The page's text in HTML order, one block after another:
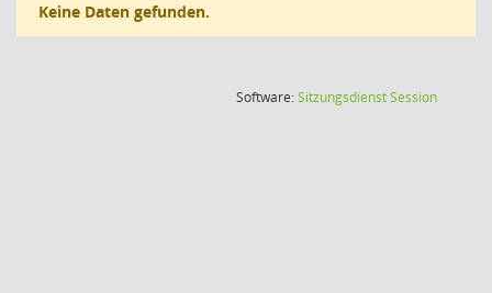
Keine Daten gefunden.
Software:SitzungsdienstSession(Wird in